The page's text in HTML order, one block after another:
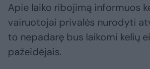
Apie laiko ribojimą informuos
vairuotojai privalės nurodyti
to nepadarę bus laikomi kelių
pažeidėjais.